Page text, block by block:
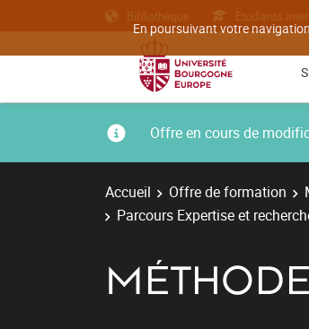
En poursuivant votre
Bibliothèque Etudiants
Offre en cours de
Accueil Offre de formation
Parcours Expertise et